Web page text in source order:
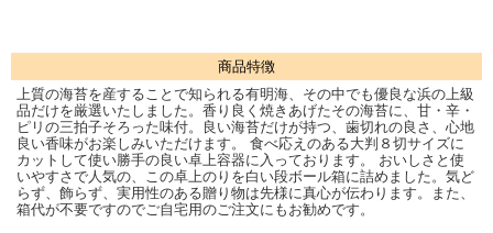
商品特徴
上質の海苔を産することで知られる有明海、その中でも優良な浜の上級
品だけを厳選いたしました。香り良く焼きあげたその海苔に、甘・辛・
ピリの三拍子そろった味付。良い海苔だけが持つ、歯切れの良さ、心地
良い香味がお楽しみいただけます。 食べ応えのある大判８切サイズに
カットして使い勝手の良い卓上容器に入っております。 おいしさと使
いやすさで人気の、この卓上のりを白い段ボール箱に詰めました。気ど
らず、飾らず、実用性のある贈り物は先様に真心が伝わります。また、
箱代が不要ですのでご自宅用のご注文にもお勧めです。